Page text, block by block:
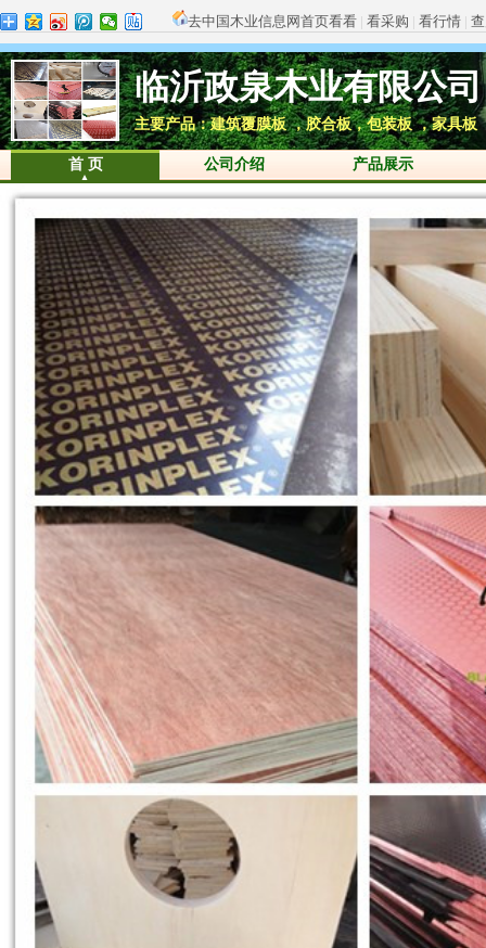
去中国木业信息网首页看看 | 看采购 | 看行情 |
临沂政泉木业有限公司
主要产品：建筑覆膜板 ，胶合板，包装板 ，家具板
首 页 公司介绍 产品展示